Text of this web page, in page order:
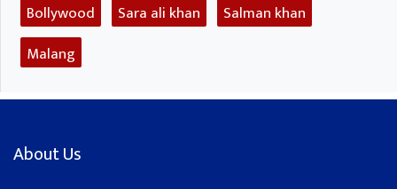
Bollywood Sara ali khan
Salman khan
Malang
About Us